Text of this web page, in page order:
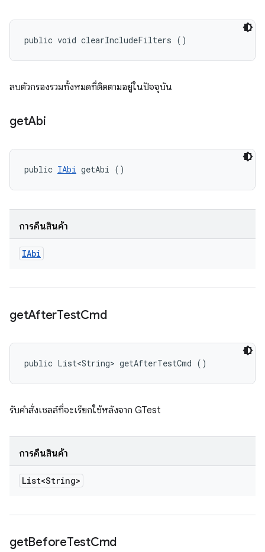
public void clearIncludeFilters ()
ลบตัวกรองรวมทั้งหมดที่ติดตามอยู่ในปัจจุบัน
getAbi
public IAbi getAbi ()
การคืนสินค้า
IAbi
getAfterTestCmd
public List<String> getAfterTestCmd ()
รับคำสั่งเชลล์ที่จะเรียกใช้หลังจาก GTest
การคืนสินค้า
List<String>
getBeforeTestCmd